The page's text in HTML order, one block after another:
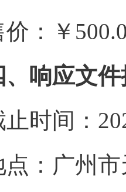
价：￥
、响应文
止时间：
点：广州